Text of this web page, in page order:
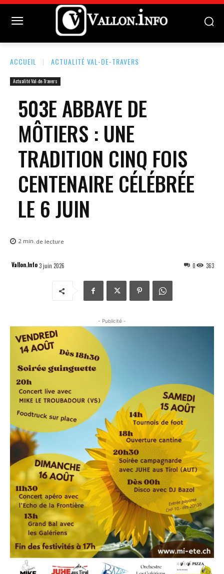
ACCUEIL ACTUALITÉ VAL-DE-TRAVERS
Actualité Val-de-Travers
503E ABBAYE DE
MÔTIERS : UNE
TRADITION CINQ FOIS
CENTENAIRE CÉLÉBRÉE
LE 6 JUIN
2 min. de lecture
Vallon.Info3 juin 2026 363
0
- Publicité -